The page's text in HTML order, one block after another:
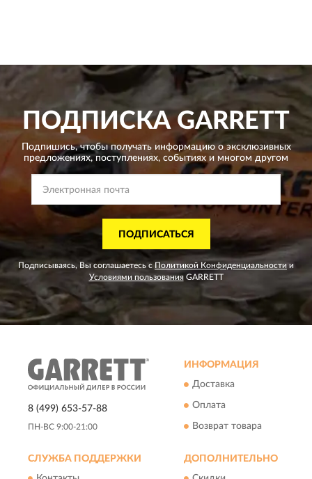
ПОДПИСКАGARRETT
Подпишись, чтобы получать информацию о эксклюзивных
предложениях,поступлениях, событиях и многом другом
ПОДПИСАТЬСЯ
Подписываясь, Вы соглашаетесь сПолитикой Конфиденциальности и
Условиями пользованияGARRETT
8 (499) 653-57-88
ПН-ВС 9:00-21:00
ИНФОРМАЦИЯ
Доставка
Оплата
Возврат товара
СЛУЖБА ПОДДЕРЖКИ ДОПОЛНИТЕЛЬНО